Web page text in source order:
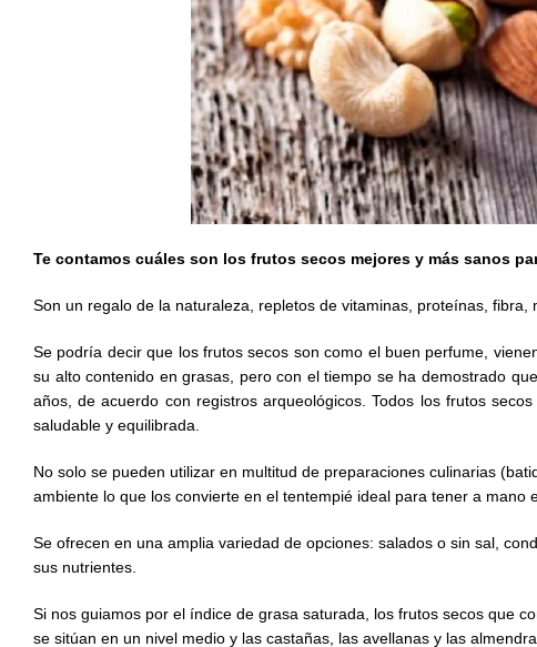
Te contamos cuáles son los frutos secos mejores y más sanos
Son un regalo de la naturaleza, repletos de vitaminas, proteínas,
Se podría decir que los frutos secos son como el buen perfume,
su alto contenido en grasas, pero con el tiempo se ha demostrado
años, de acuerdo con registros arqueológicos. Todos los frutos
saludable y equilibrada.
No solo se pueden utilizar en multitud de preparaciones culinarias
ambiente lo que los convierte en el tentempié ideal para tener a mano
Se ofrecen en una amplia variedad de opciones: salados o sin sal,
sus nutrientes.
Si nos guiamos por el índice de grasa saturada, los frutos secos que
se sitúan en un nivel medio y las castañas, las avellanas y las